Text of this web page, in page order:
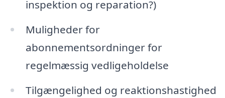
inspektion og reparation?)
Muligheder for
abonnementsordninger for
regelmæssig vedligeholdelse
Tilgængelighed og reaktionshastighed